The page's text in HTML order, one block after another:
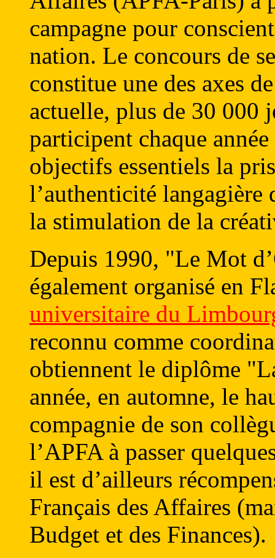
campagne pour
nation. Le concours de
constitue une des axes
actuelle, plus de 30 000
participent chaque
objectifs essentiels la
l’authenticité langagière
la stimulation de la
Depuis 1990, "Le Mot
également organisé en
universitaire du
reconnu comme
obtiennent le diplôme
année, en automne, le
compagnie de son
l’APFA à passer
il est d’ailleurs
Français des Affaires
Budget et des Finances).